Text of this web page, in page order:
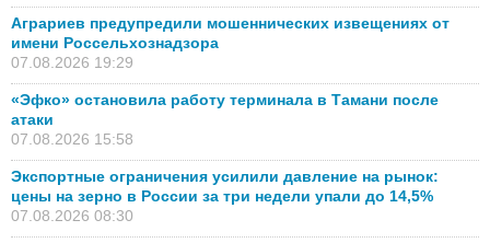
Аграриев предупредили мошеннических извещениях от
имени Россельхознадзора
07.08.2026 19:29
«Эфко» остановила работу терминала в Тамани после
атаки
07.08.2026 15:58
Экспортные ограничения усилили давление на рынок:
цены на зерно в России за три недели упали до 14,5%
07.08.2026 08:30